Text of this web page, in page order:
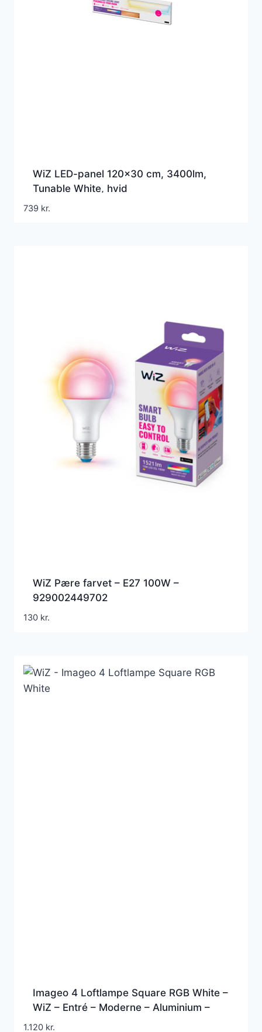
WiZ LED-panel 120×30 cm, 3400lm,
Tunable White, hvid
739 kr.
WiZ Pære farvet – E27 100W –
929002449702
130 kr.
Imageo 4 Loftlampe Square RGB White –
WiZ – Entré – Moderne – Aluminium –
Med flere lyskilder
1.120 kr.